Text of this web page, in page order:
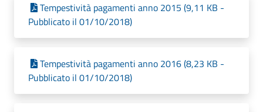
Tempestività pagamenti anno 2015 (9,11 KB -
Pubblicato il 01/10/2018)
Tempestività pagamenti anno 2016 (8,23 KB -
Pubblicato il 01/10/2018)